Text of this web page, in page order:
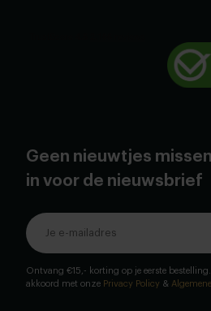
Geen nieuwtjes
in voor de nieuwsbrief
Ontvang €15,- korting op je eerste
akkoord met onze Privacy Policy &